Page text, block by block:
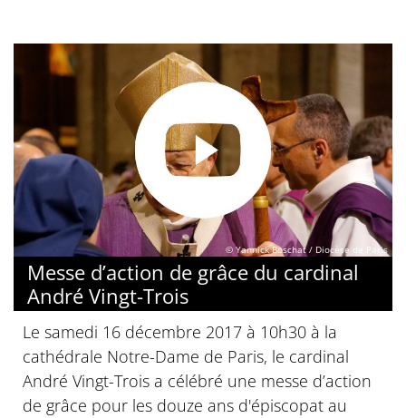
© Yannick Boschat / Diocèse de Paris
Messe d’action de grâce du cardinal
André Vingt-Trois
Le samedi 16 décembre 2017 à 10h30 à la
cathédrale Notre-Dame de Paris, le cardinal
André Vingt-Trois a célébré une messe d’action
de grâce pour les douze ans d'épiscopat au